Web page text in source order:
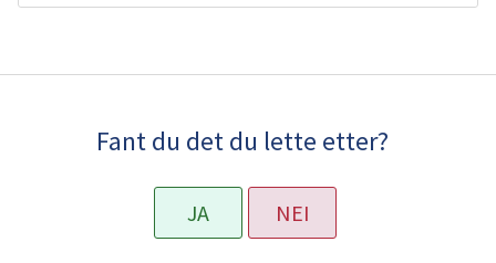
Fant du det du lette etter?
JA NEI